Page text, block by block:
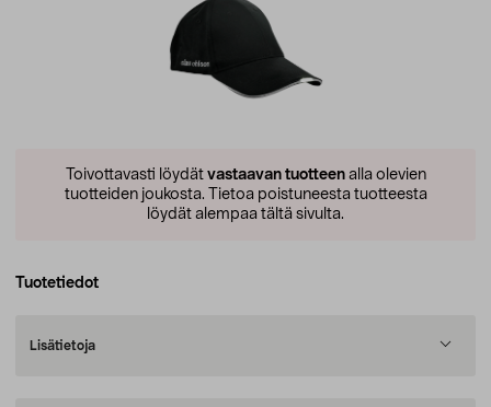
Toivottavasti löydät vastaavan tuotteenalla olevien
tuotteiden joukosta. Tietoa poistuneesta tuotteesta
löydät alempaa tältä sivulta.
Tuotetiedot
Lisätietoja